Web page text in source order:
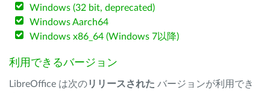
Windows (32 bit, deprecated)
Windows Aarch64
Windows x86_64 (Windows 7以降)
利用できるバージョン
LibreOffice は次のリリースされた バージョンが利用でき